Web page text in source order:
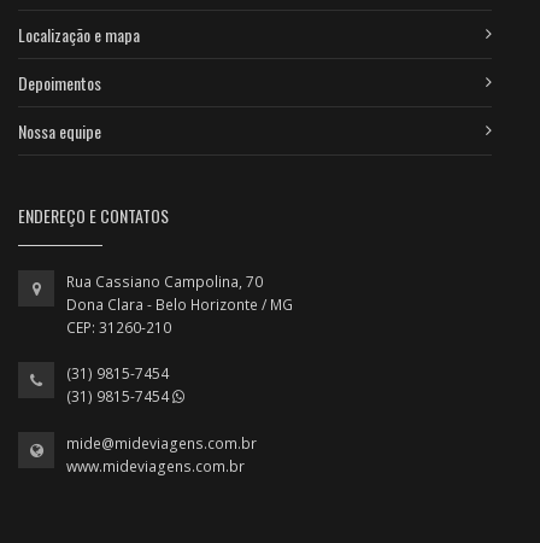
Localização e mapa
Depoimentos
Nossa equipe
ENDEREÇO E CONTATOS
Rua Cassiano Campolina, 70
Dona Clara - Belo Horizonte / MG
CEP: 31260-210
(31) 9815-7454
(31) 9815-7454
mide@mideviagens.com.br
www.mideviagens.com.br